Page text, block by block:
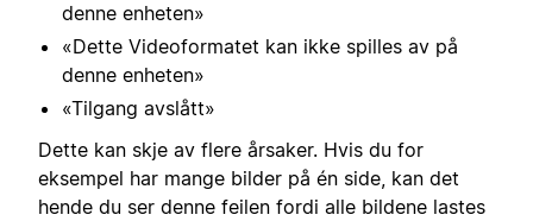
denne enheten»
«Dette Videoformatet kan ikke spilles av på
denne enheten»
«Tilgang avslått»
Dette kan skje av flere årsaker. Hvis du for
eksempel har mange bilder på én side, kan det
hende du ser denne feilen fordi alle bildene lastes